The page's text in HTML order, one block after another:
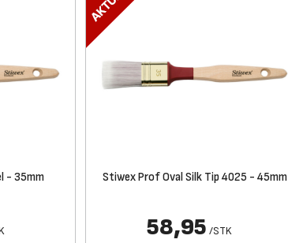
- 35mm Stiwex Prof Oval Silk Tip 4025 - 45mm
58,95 /STK